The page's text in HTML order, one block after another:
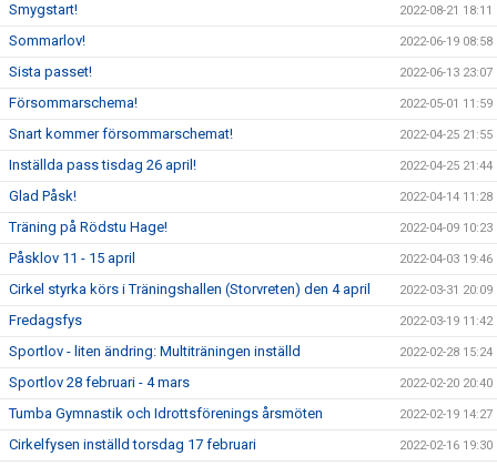
Smygstart! 2022-08-21 18:11
Sommarlov! 2022-06-19 08:58
Sista passet! 2022-06-13 23:07
Försommarschema! 2022-05-01 11:59
Snart kommer försommarschemat! 2022-04-25 21:55
Inställda pass tisdag 26 april! 2022-04-25 21:44
Glad Påsk! 2022-04-14 11:28
Träning på Rödstu Hage! 2022-04-09 10:23
Påsklov 11 - 15 april 2022-04-03 19:46
Cirkel styrka körs i Träningshallen (Storvreten) den 4 april 2022-03-31 20:09
Fredagsfys 2022-03-19 11:42
Sportlov - liten ändring: Multiträningen inställd 2022-02-28 15:24
Sportlov 28 februari - 4 mars 2022-02-20 20:40
Tumba Gymnastik och Idrottsförenings årsmöten 2022-02-19 14:27
Cirkelfysen inställd torsdag 17 februari 2022-02-16 19:30